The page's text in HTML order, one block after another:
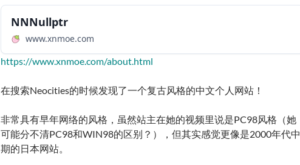
NNNullptr
www.xnmoe.com
https://www.xnmoe.com/about.html
在搜索Neocities的时候发现了一个复古风格的中文个人网站！
非常具有早年网络的风格，虽然站主在她的视频里说是PC98风格（她
可能分不清PC98和WIN98的区别？），但其实感觉更像是2000年代中
期的日本网站。